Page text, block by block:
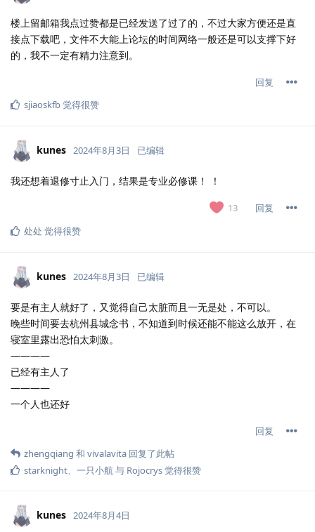
楼上留邮箱我点过赞都是已经发送了过了的，不过大家方便还是直
接点下载吧，文件不大能上论坛的时间网络一般还是可以支撑下好
的，我不一定有精力注意到。
回复
sjiaoskfb觉得很赞
kunes 2024年8月3日 已编辑
我还想着退修寸止入门，结果是专业必修课！ ！
13
回复
处处 觉得很赞
kunes 2024年8月3日 已编辑
要是有主人就好了，又觉得自己太脏而且一无是处，不可以。
晚些时间要去杭州县城念书，不知道到时候还能不能这么放开，在
寝室里露出恐怕太刺激。
————
已经有主人了
————
一个人也还好
回复
zhengqiang 和 vivalavita 回复了此帖
starknight、 一只小航与 Rojocrys觉得很赞
kunes 2024年8月4日